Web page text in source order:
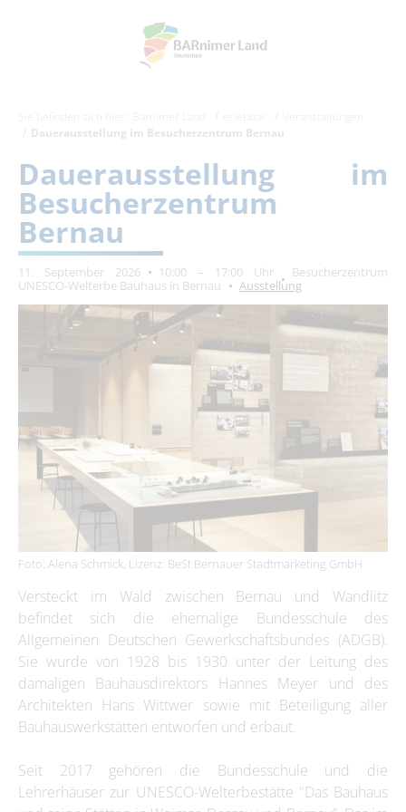
Dauerausstellung im Besucherzentrum Bernau
Dauerausstellung im
Besucherzentrum
Bernau
11. September 2026 10:00 – 17:00 Uhr
Besucherzentrum
UNESCO-Welterbe Bauhaus in Bernau
Ausstellung
Foto: Alena Schmick, Lizenz: BeSt Bernauer Stadtmarketing GmbH
Versteckt im Wald zwischen Bernau und Wandlitz
befindet sich die ehemalige Bundesschule des
Allgemeinen Deutschen Gewerkschaftsbundes (ADGB).
Sie wurde von 1928 bis 1930 unter der Leitung des
damaligen Bauhausdirektors Hannes Meyer und des
Architekten Hans Wittwer sowie mit Beteiligung aller
Bauhauswerkstätten entworfen und erbaut.
Seit 2017 gehören die Bundesschule und die
Lehrerhäuser zur UNESCO-Welterbestätte "Das Bauhaus